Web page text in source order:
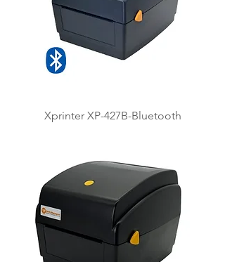
Xprinter XP-427B-Bluetooth